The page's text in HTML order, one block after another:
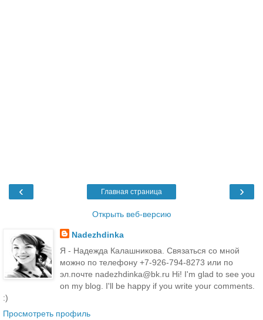
‹ ›
Главная страница
Открыть веб-версию
Nadezhdinka
Я - Надежда Калашникова. Связаться со мной
можно по телефону +7-926-794-8273 или по
эл.почте nadezhdinka@bk.ru Hi! I'm glad to see you
on my blog. I'll be happy if you write your comments.
:)
Просмотреть профиль